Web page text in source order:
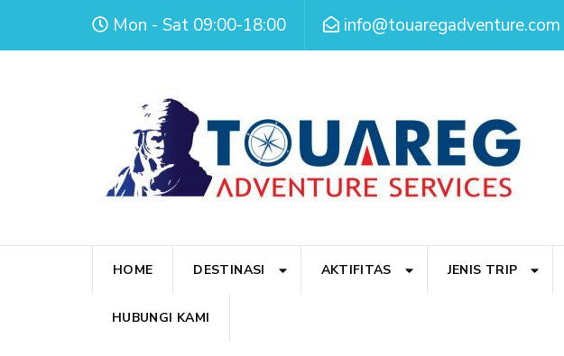
Mon - Sat 09:00-18:00 info@touaregadventure.com
HOME DESTINASI AKTIFITAS JENIS TRIP
HUBUNGI KAMI